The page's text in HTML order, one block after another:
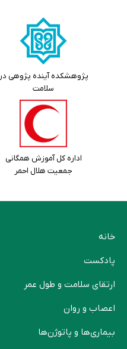
پژوهشکده آینده پژوهی در
سلامت
اداره کل آموزش همگانی
جمعیت هلال احمر
خانه
پادکست
ارتقای سلامت و طول عمر
اعصاب و روان
بیماری‌ها و پاتوژن‌ها